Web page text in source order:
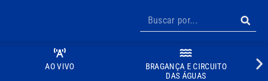
AO VIVO
BRAGANÇA E CIRCUITO
DAS ÁGUAS